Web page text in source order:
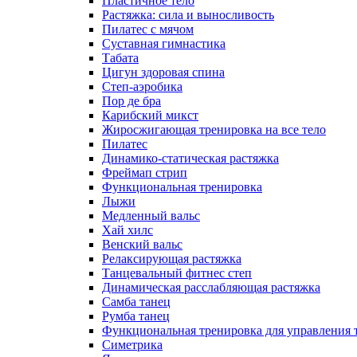
Растяжка: сила и выносливость
Пилатес с мячом
Суставная гимнастика
Табата
Цигун здоровая спина
Степ-аэробика
Пор де бра
Карибский микст
Жиросжигающая тренировка на все тело
Пилатес
Динамико-статическая растяжка
Фреймап стрип
Функциональная тренировка
Лыжи
Медленный вальс
Хай хилс
Венский вальс
Релаксирующая растяжка
Танцевальный фитнес степ
Динамическая расслабляющая растяжка
Самба танец
Румба танец
Функциональная тренировка для управления
Симетрика